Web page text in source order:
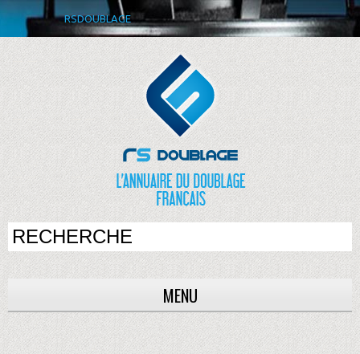
RSDOUBLAGE
MENU